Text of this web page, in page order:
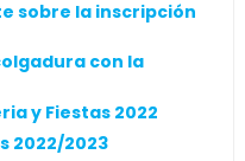
sobre la inscripción
con la
y Fiestas 2022
2022/2023